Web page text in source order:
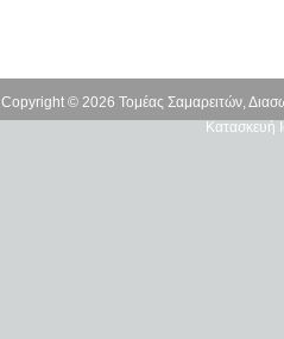
Copyright © 2026 Τομέας Σαμαρειτών,
Κατασκευή